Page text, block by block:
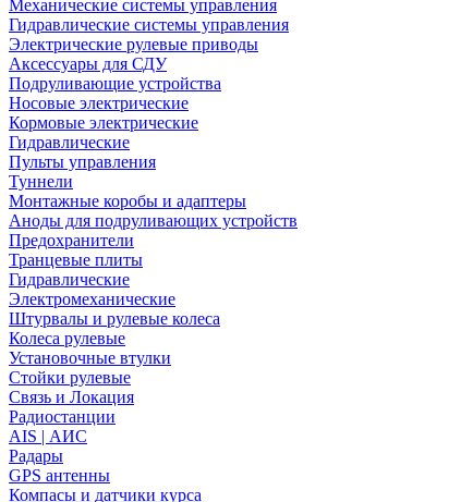
Механические системы управления
Гидравлические системы управления
Электрические рулевые приводы
Аксессуары для СДУ
Подруливающие устройства
Носовые электрические
Кормовые электрические
Гидравлические
Пульты управления
Туннели
Монтажные коробы и адаптеры
Аноды для подруливающих устройств
Предохранители
Транцевые плиты
Гидравлические
Электромеханические
Штурвалы и рулевые колеса
Колеса рулевые
Установочные втулки
Стойки рулевые
Связь и Локация
Радиостанции
AIS | АИС
Радары
GPS антенны
Компасы и датчики курса